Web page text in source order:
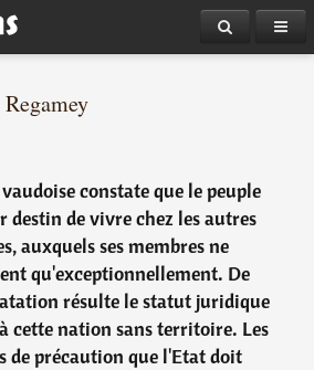
constate que le peuple
destin de vivre chez les autres
auxquels ses membres ne
qu'exceptionnellement. De
résulte le statut juridique
cette nation sans territoire. Les
de précaution que l'Etat doit